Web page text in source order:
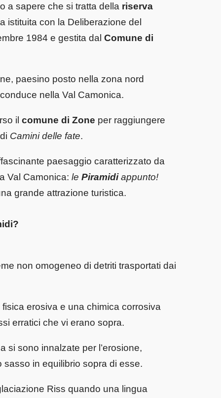
a sapere che si tratta della riserva
istituita con la Deliberazione del
1984 e gestita dal Comune di
paesino posto nella zona nord
nella Val Camonica.
il comune di Zone per raggiungere
Camini delle fate.
paesaggio caratterizzato da
Val Camonica: le Piramidiappunto!
grande attrazione turistica.
non omogeneo di detriti trasportati dai
erosiva e una chimica corrosiva
erratici che vi erano sopra.
si sono innalzate per l’erosione,
in equilibrio sopra di esse.
Riss quando una lingua